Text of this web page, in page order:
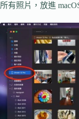
所有照片，放進